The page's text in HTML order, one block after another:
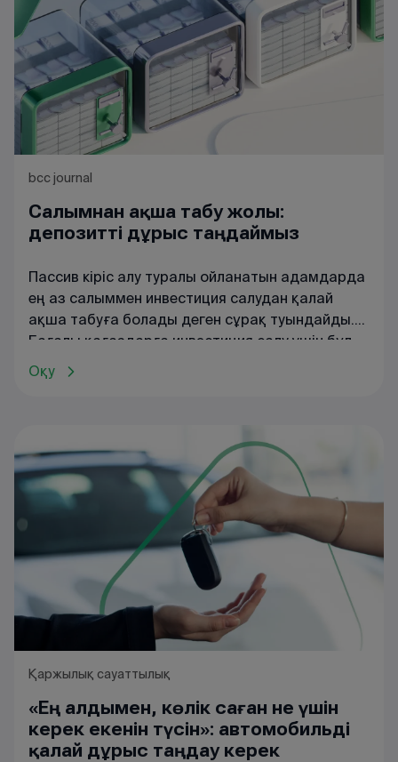
төлемақы төленуге тиіс? Бала туғаны үшін
қанша ақша беріледі?
bcc journal
Салымнан ақша табу жолы:
депозитті дұрыс таңдаймыз
Пассив кіріс алу туралы ойланатын адамдарда
ең аз салыммен инвестиция салудан қалай
ақша табуға болады деген сұрақ туындайды.
Бағалы қағаздарға инвестиция салу үшін бұл
салада білім болуы қажет, сондықтан мұндай
инвестиция бәріне бірдей емес.
Оқу
Қаржылық сауаттылық
«Ең алдымен, көлік саған не үшін
керек екенін түсін»: автомобильді
қалай дұрыс таңдау керек